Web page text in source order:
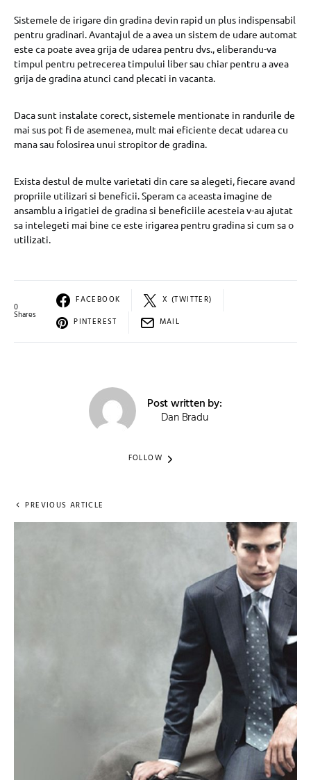
Sistemele de irigare din gradina devin rapid un plus indispensabil
pentru gradinari. Avantajul de a avea un sistem de udare automat
este ca poate avea grija de udarea pentru dvs., eliberandu-va
timpul pentru petrecerea timpului liber sau chiar pentru a avea
grija de gradina atunci cand plecati in vacanta.
Daca sunt instalate corect, sistemele mentionate in randurile de
mai sus pot fi de asemenea, mult mai eficiente decat udarea cu
mana sau folosirea unui stropitor de gradina.
Exista destul de multe varietati din care sa alegeti, fiecare avand
propriile utilizari si beneficii. Speram ca aceasta imagine de
ansamblu a irigatiei de gradina si beneficiile acesteia v-au ajutat
sa intelegeti mai bine ce este irigarea pentru gradina si cum sa o
utilizati.
0
Shares
FACEBOOK
X (TWITTER)
PINTEREST
MAIL
Post written by:
Dan Bradu
FOLLOW
PREVIOUS ARTICLE